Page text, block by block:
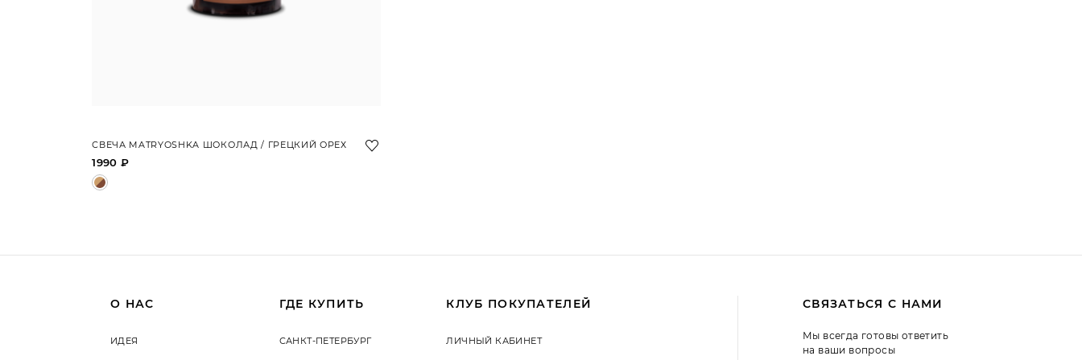
СВЕЧА MATRYOSHKA ШОКОЛАД / ГРЕЦКИЙ ОРЕХ
1990 ₽
О НАС
ИДЕЯ
ГДЕ КУПИТЬ
САНКТ-ПЕТЕРБУРГ
КЛУБ ПОКУПАТЕЛЕЙ
ЛИЧНЫЙ КАБИНЕТ
СВЯЗАТЬСЯ С НАМИ
Мы всегда готовы ответить
на ваши вопросы